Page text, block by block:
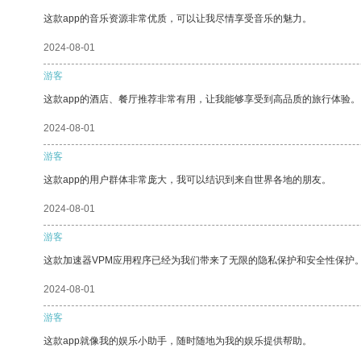
这款app的音乐资源非常优质，可以让我尽情享受音乐的魅力。
2024-08-01
游客
这款app的酒店、餐厅推荐非常有用，让我能够享受到高品质的旅行体验。
2024-08-01
游客
这款app的用户群体非常庞大，我可以结识到来自世界各地的朋友。
2024-08-01
游客
这款加速器VPM应用程序已经为我们带来了无限的隐私保护和安全性保护
2024-08-01
游客
这款app就像我的娱乐小助手，随时随地为我的娱乐提供帮助。